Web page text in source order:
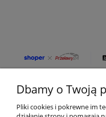
Dbamy o Twoją
Pliki cookies i pokrewne im